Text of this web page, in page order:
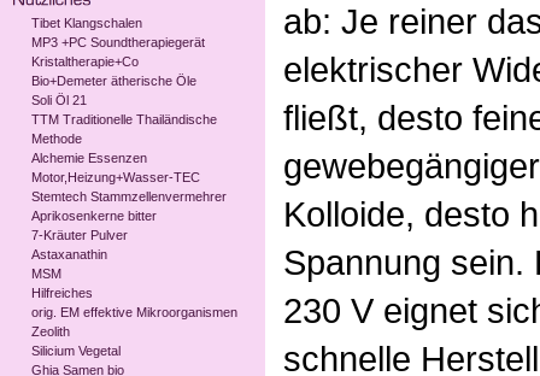
Tibet Klangschalen
MP3 +PC Soundtherapiegerät
Kristaltherapie+Co
Bio+Demeter ätherische Öle
Soli Öl 21
TTM Traditionelle Thailändische
Methode
Alchemie Essenzen
Motor,Heizung+Wasser-TEC
Stemtech Stammzellenvermehrer
Aprikosenkerne bitter
7-Kräuter Pulver
Astaxanathin
MSM
Hilfreiches
orig. EM effektive Mikroorganismen
Zeolith
Silicium Vegetal
Ghia Samen bio
ab: Je reiner
elektrischer
fließt, desto
Kolloide, desto
Spannung sein.
230 V eignet
schnelle